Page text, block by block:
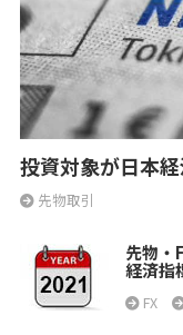
投資対象が日本
先物取引
先物・
経済指
FX